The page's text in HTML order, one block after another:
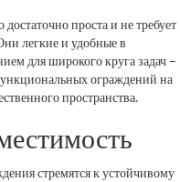
проста и не требует
легкие и удобные в
для широкого круга задач –
ограждений на
пространства.
стремятся к устойчивому